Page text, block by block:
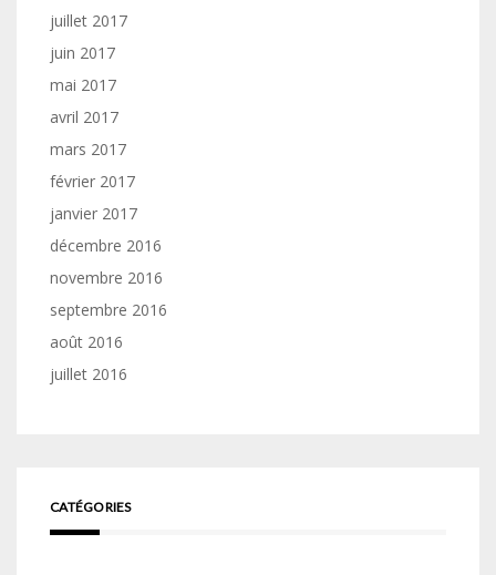
juillet 2017
juin 2017
mai 2017
avril 2017
mars 2017
février 2017
janvier 2017
décembre 2016
novembre 2016
septembre 2016
août 2016
juillet 2016
CATÉGORIES